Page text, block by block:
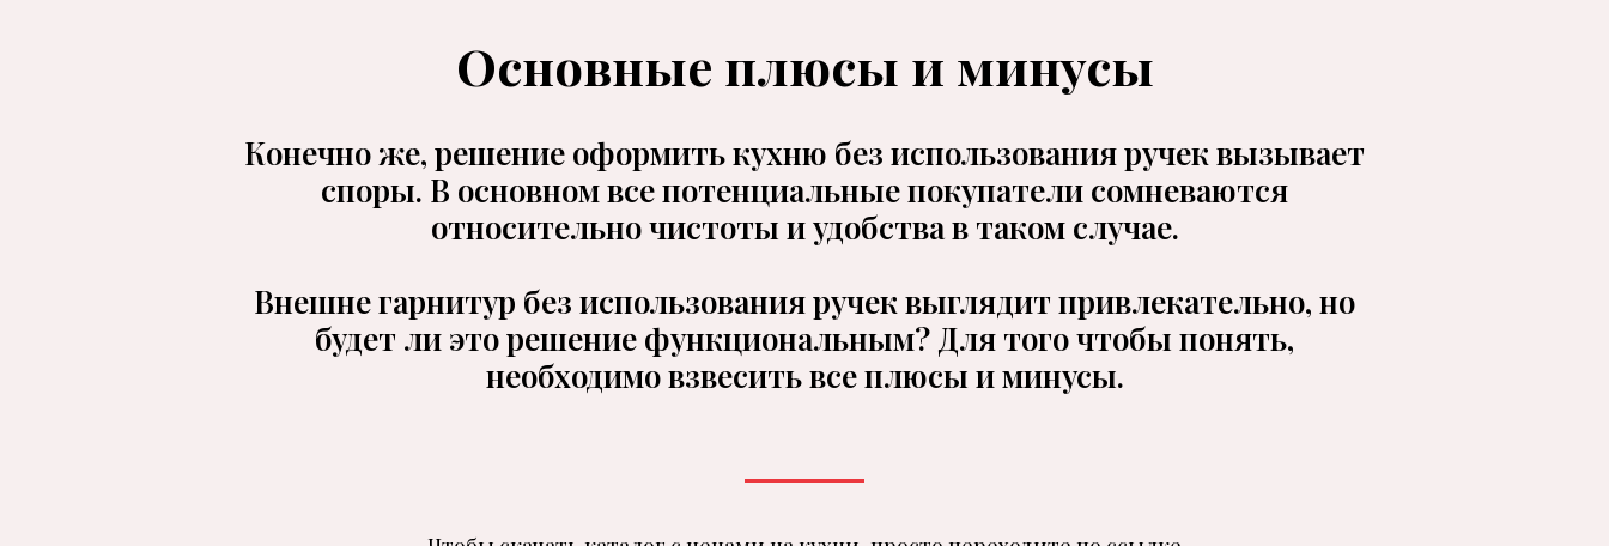
Основные плюсы и минусы
Конечно же, решение оформить кухню без использования ручек вызывает
споры. В основном все потенциальные покупатели сомневаются
относительно чистоты и удобства в таком случае.
Внешне гарнитур без использования ручек выглядит привлекательно, но
будет ли это решение функциональным? Для того чтобы понять,
необходимо взвесить все плюсы и минусы.